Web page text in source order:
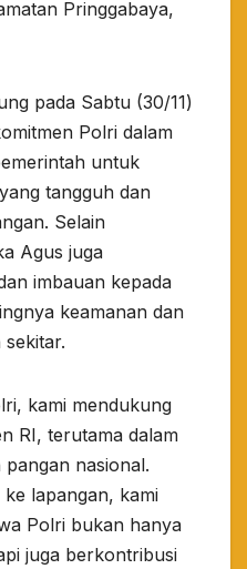
Pringgabaya,
pada Sabtu (30/11)
Polri dalam
untuk
tangguh dan
Selain
Agus juga
imbauan kepada
keamanan dan
kami mendukung
RI, terutama dalam
nasional.
lapangan, kami
Polri bukan hanya
juga berkontribusi